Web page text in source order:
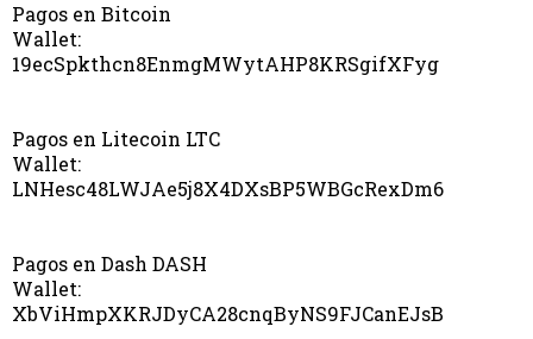
Pagos en Bitcoin
Wallet:
19ecSpkthcn8EnmgMWytAHP8KRSgifXFyg
Pagos en Litecoin LTC
Wallet:
LNHesc48LWJAe5j8X4DXsBP5WBGcRexDm6
Pagos en Dash DASH
Wallet:
XbViHmpXKRJDyCA28cnqByNS9FJCanEJsB